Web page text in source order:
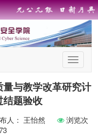
首
页
导
航
与教学改革研究计
结题验收
人： 王怡然
浏览次